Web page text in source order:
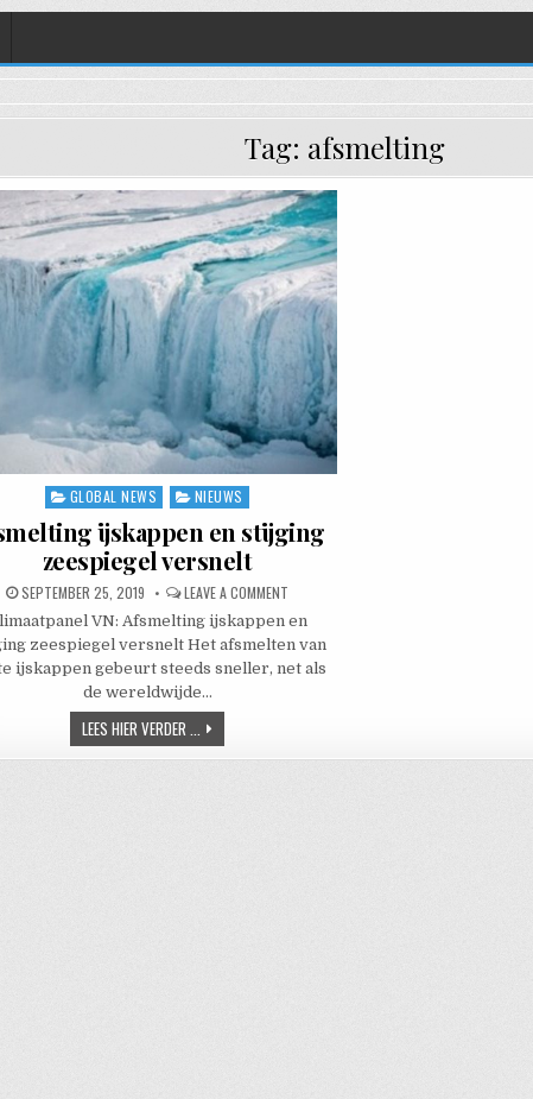
Tag: afsmelting
Posted in
GLOBAL NEWS NIEUWS
ijskappen en stijging
zeespiegel versnelt
PUBLISHED DATE:
SEPTEMBER 25, 2019 LEAVE A COMMENT
VN: Afsmelting ijskappen en
zeespiegel versnelt Het afsmelten van
ijskappen gebeurt steeds sneller, net als
de wereldwijde…
LEES HIER VERDER ... AFSMELTING IJSKAPPEN EN STIJGING ZEESPIEGEL VERSNELT